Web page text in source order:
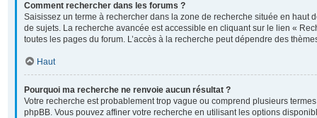
Comment rechercher dans les forums ?
Saisissez un terme à rechercher dans la zone de recherche située en haut
de sujets. La recherche avancée est accessible en cliquant sur le lien «
toutes les pages du forum. L’accès à la recherche peut dépendre des
Haut
Pourquoi ma recherche ne renvoie aucun résultat ?
Votre recherche est probablement trop vague ou comprend plusieurs
phpBB. Vous pouvez affiner votre recherche en utilisant les options